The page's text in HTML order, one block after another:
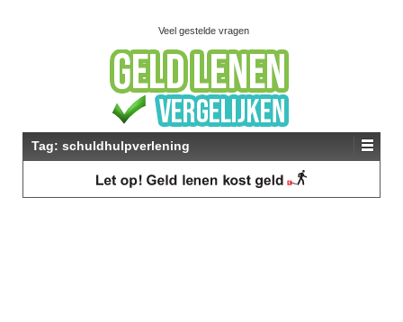
Veel gestelde vragen
Tag: schuldhulpverlening